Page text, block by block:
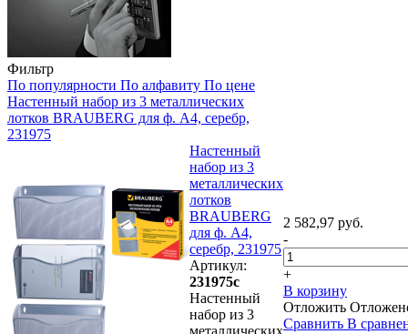
Фильтр
По популярности По алфавиту По цене
Настенный набор из 3 металлических
лотков BRAUBERG для ф. А4, серебр,
231975
Настенный
набор из 3
металлических
лотков
BRAUBERG
для ф. А4,
серебр, 231975
Артикул:
231975с
Настенный
набор из 3
металлических
2 582,97 руб.
-
+
В корзину
Отложить
Сравнить В